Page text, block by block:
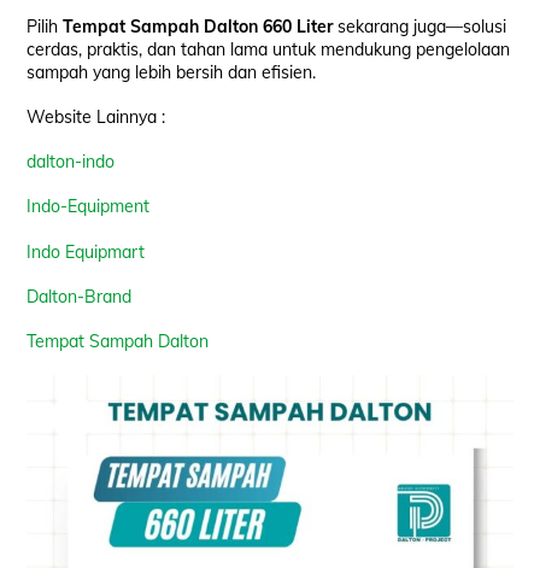
PilihTempat Sampah Dalton 660 Litersekarang juga—solusi
cerdas, praktis, dan tahan lama untuk mendukung pengelolaan
sampah yang lebih bersih dan efisien.
Website Lainnya :
dalton-indo
Indo-Equipment
Indo Equipmart
Dalton-Brand
Tempat Sampah Dalton